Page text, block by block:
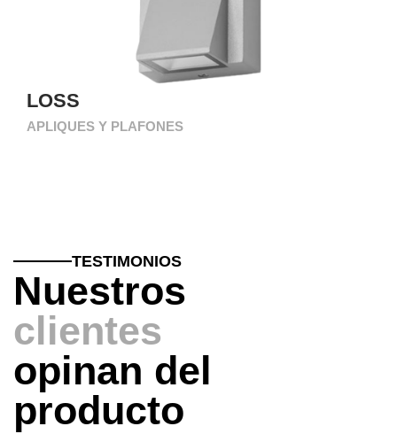
LOSS
APLIQUES Y PLAFONES
TESTIMONIOS
Nuestros
clientes
opinan del
producto